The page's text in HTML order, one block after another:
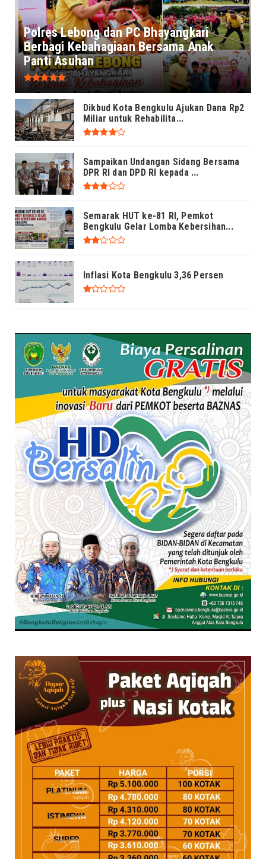
Polres Lebong dan PC Bhayangkari
Berbagi Kebahagiaan Bersama Anak
Panti Asuhan
Dikbud Kota Bengkulu Ajukan Dana Rp2
Miliar untuk Rehabilita...
Sampaikan Undangan Sidang Bersama
DPR RI dan DPD RI kepada ...
Semarak HUT ke-81 RI, Pemkot
Bengkulu Gelar Lomba Kebersihan...
Inflasi Kota Bengkulu 3,36 Persen